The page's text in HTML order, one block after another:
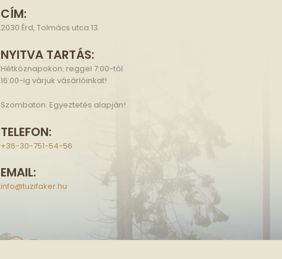
CÍM:
2030 Érd, Tolmács utca 13.
NYITVA TARTÁS:
Hétköznapokon: reggel 7:00-tól
16:00-ig várjuk vásárlóinkat!
Szombaton: Egyeztetés alapján!
TELEFON:
+36-30-751-54-56
EMAIL:
info@tuzifaker.hu